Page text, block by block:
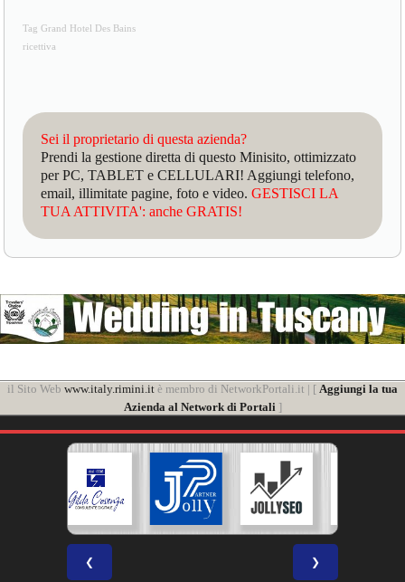
Tag Grand Hotel Des Bains
ricettiva
Sei il proprietario di questa azienda?
Prendi la gestione diretta di questo Minisito, ottimizzato
per PC, TABLET e CELLULARI! Aggiungi telefono,
email, illimitate pagine, foto e video.GESTISCI LA
TUA ATTIVITA': anche GRATIS!
il Sito Web www.italy.rimini.it è membro di NetworkPortali.it | [ Aggiungi la tua
Azienda al Network di Portali]
❮ ❯